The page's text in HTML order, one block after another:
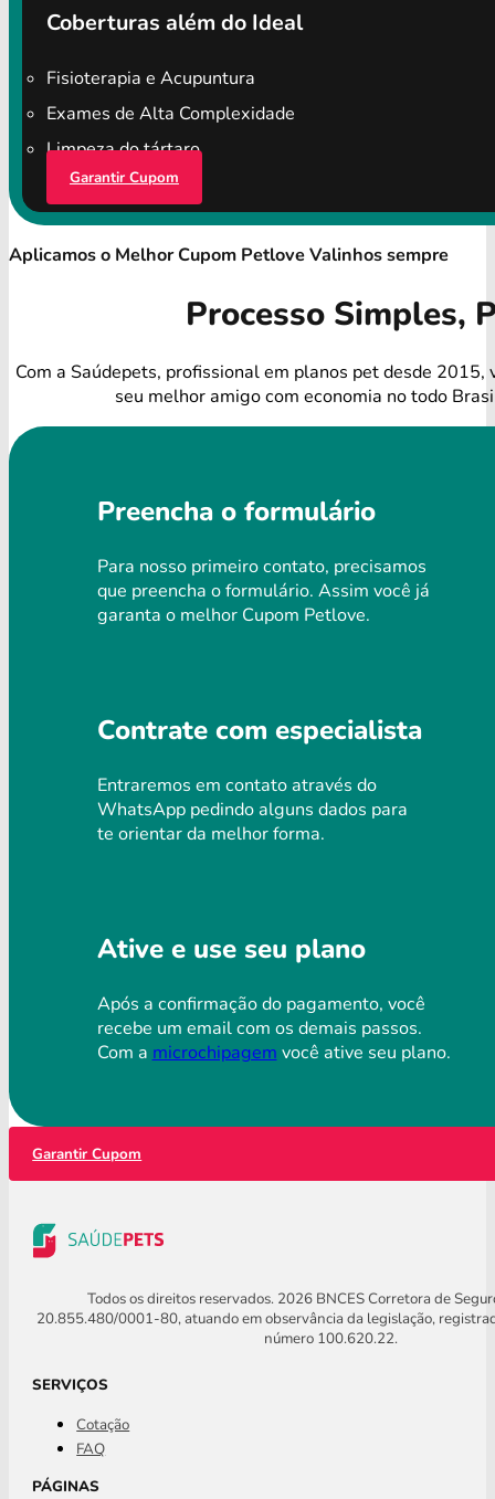
Coberturas além do Ideal
Fisioterapia e Acupuntura
Exames de Alta Complexidade
Limpeza do tártaro
Garantir Cupom
Aplicamos o Melhor Cupom Petlove Valinhos sempre
Processo Simples,
Com a Saúdepets, profissional em planos pet desde 2015,
seu melhor amigo com economia no todo
Preencha o formulário
Para nosso primeiro contato, precisamos
que preencha o formulário. Assim você já
garanta o melhor Cupom Petlove.
Contrate com especialista
Entraremos em contato através do
WhatsApp pedindo alguns dados para
te orientar da melhor forma.
Ative e use seu plano
Após a confirmação do pagamento, você
recebe um email com os demais passos.
Com a microchipagem você ative seu plano.
Garantir Cupom
Todos os direitos reservados. 2026 BNCES Corretora de
20.855.480/0001-80, atuando em observância da legislação,
número 100.620.22.
SERVIÇOS
Cotação
FAQ
PÁGINAS